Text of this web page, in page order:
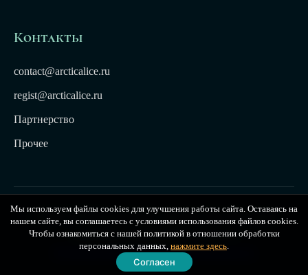
Контакты
contact@arcticalice.ru
regist@arcticalice.ru
Партнерство
Прочее
© 2022-2026 Издательство Арктики Лёд. Все права
защищены. Издательство Arctic Ice
Публичная оферта|Политика конфиденциальности
Мы используем файлы cookies для улучшения работы сайта. Оставаясь на
нашем сайте, вы соглашаетесь с условиями использования файлов cookies.
Чтобы ознакомиться с нашей политикой в отношении обработки
персональных данных, нажмите здесь.
Согласен